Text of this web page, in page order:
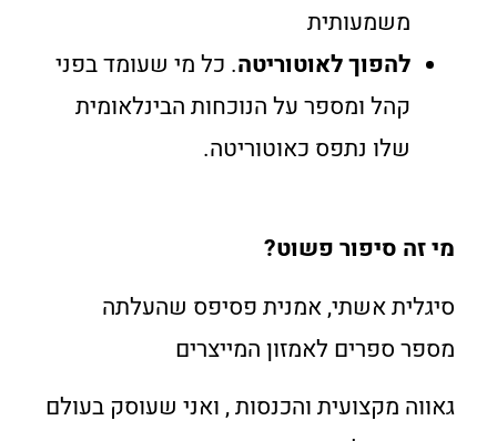
משמעותית
להפוך לאוטוריטה. כל מי שעומד בפני
קהל ומספר על הנוכחות הבינלאומית
שלו נתפס כאוטוריטה.
מי זה סיפור פשוט?
סיגלית אשתי, אמנית פסיפס שהעלתה
מספר ספרים לאמזון המייצרים
גאווה מקצועית והכנסות , ואני שעוסק בעולם